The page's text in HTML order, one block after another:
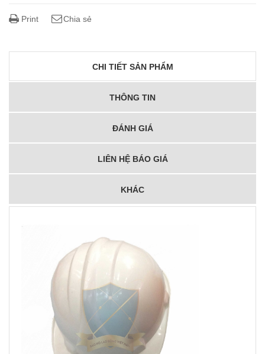
Print Chia sẻ
CHI TIẾT SẢN PHẨM
THÔNG TIN
ĐÁNH GIÁ
LIÊN HỆ BÁO GIÁ
KHÁC